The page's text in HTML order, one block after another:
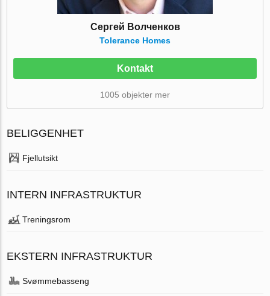
Сергей Волченков
Tolerance Homes
Kontakt
1005 objekter mer
BELIGGENHET
Fjellutsikt
INTERN INFRASTRUKTUR
Treningsrom
EKSTERN INFRASTRUKTUR
Svømmebasseng